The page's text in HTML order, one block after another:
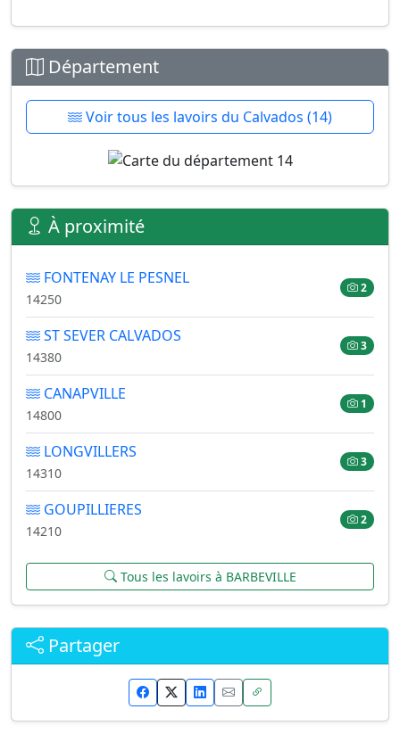
Département
Voir tous les lavoirs du Calvados (14)
À proximité
FONTENAY LE PESNEL
14250
2
ST SEVER CALVADOS
14380
3
CANAPVILLE
14800
1
LONGVILLERS
14310
3
GOUPILLIERES
14210
2
Tous les lavoirs à BARBEVILLE
Partager